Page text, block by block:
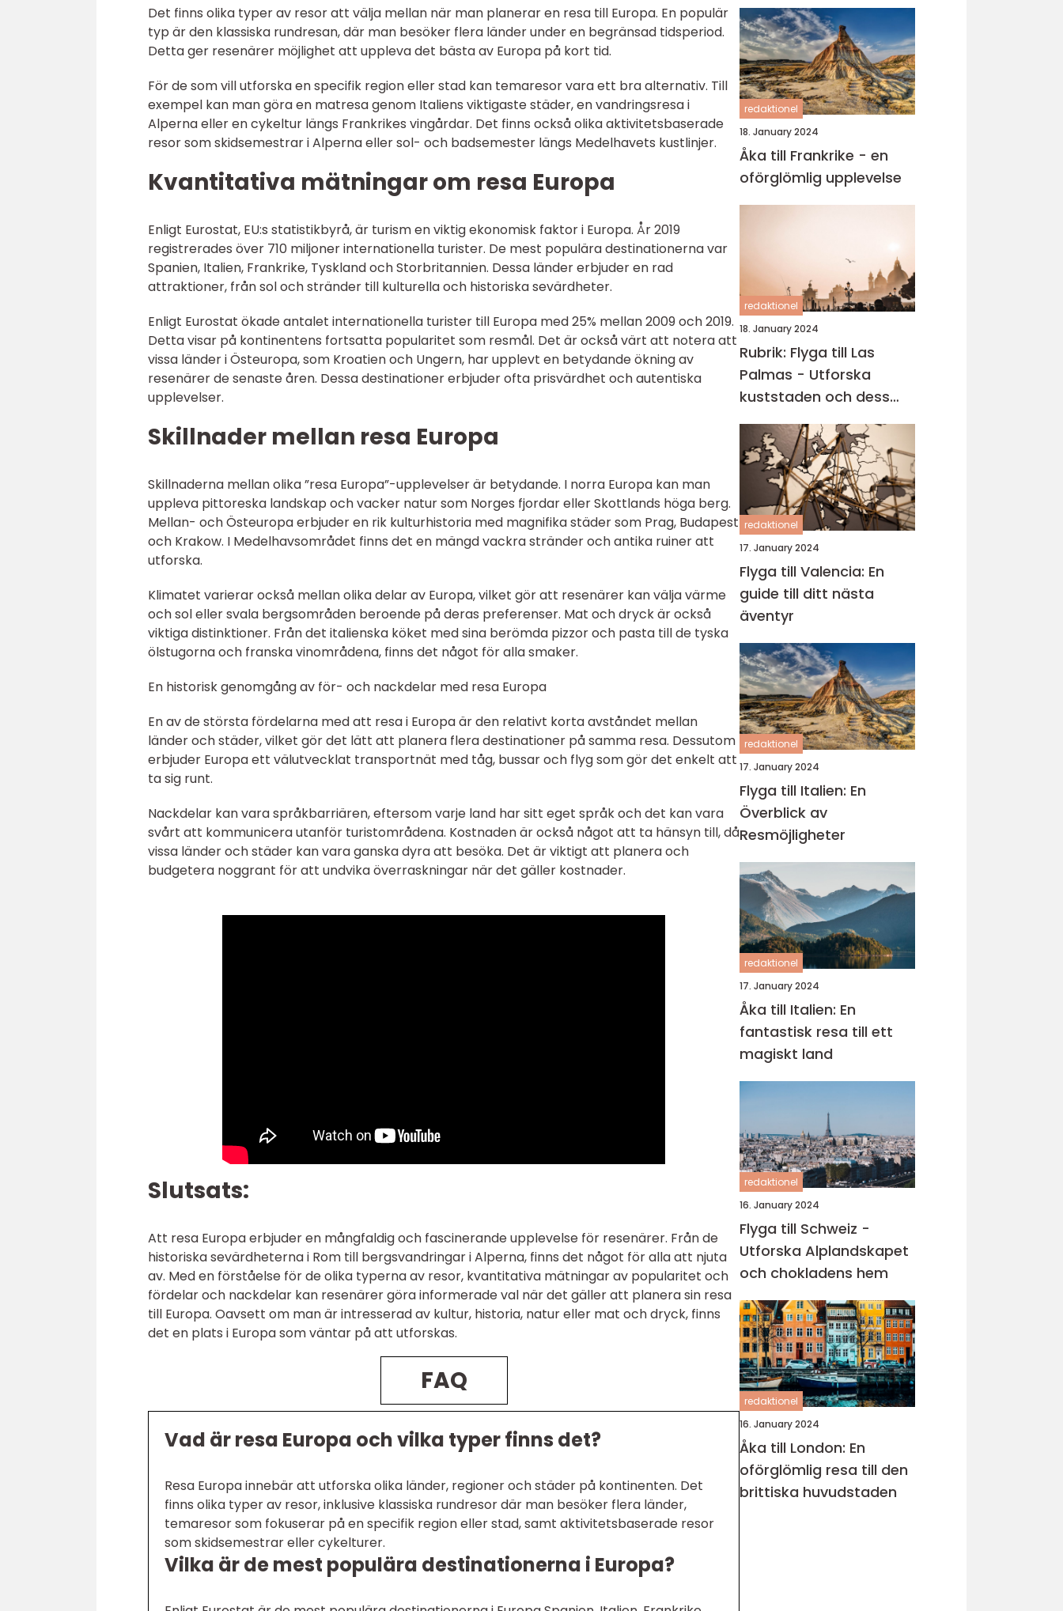
Det finns olika typer av resor att välja mellan när man planerar en resa till Europa. En populär
typ är den klassiska rundresan, där man besöker flera länder under en begränsad tidsperiod.
Detta ger resenärer möjlighet att uppleva det bästa av Europa på kort tid.
För de som vill utforska en specifik region eller stad kan temaresor vara ett bra alternativ. Till
exempel kan man göra en matresa genom Italiens viktigaste städer, en vandringsresa i
Alperna eller en cykeltur längs Frankrikes vingårdar. Det finns också olika aktivitetsbaserade
resor som skidsemestrar i Alperna eller sol- och badsemester längs Medelhavets kustlinjer.
Kvantitativa mätningar om resa Europa
Enligt Eurostat, EU:s statistikbyrå, är turism en viktig ekonomisk faktor i Europa. År 2019
registrerades över 710 miljoner internationella turister. De mest populära destinationerna var
Spanien, Italien, Frankrike, Tyskland och Storbritannien. Dessa länder erbjuder en rad
attraktioner, från sol och stränder till kulturella och historiska sevärdheter.
Enligt Eurostat ökade antalet internationella turister till Europa med 25% mellan 2009 och 2019.
Detta visar på kontinentens fortsatta popularitet som resmål. Det är också värt att notera att
vissa länder i Östeuropa, som Kroatien och Ungern, har upplevt en betydande ökning av
resenärer de senaste åren. Dessa destinationer erbjuder ofta prisvärdhet och autentiska
upplevelser.
Skillnader mellan resa Europa
Skillnaderna mellan olika ”resa Europa”-upplevelser är betydande. I norra Europa kan man
uppleva pittoreska landskap och vacker natur som Norges fjordar eller Skottlands höga berg.
Mellan- och Östeuropa erbjuder en rik kulturhistoria med magnifika städer som Prag, Budapest
och Krakow. I Medelhavsområdet finns det en mängd vackra stränder och antika ruiner att
utforska.
Klimatet varierar också mellan olika delar av Europa, vilket gör att resenärer kan välja värme
och sol eller svala bergsområden beroende på deras preferenser. Mat och dryck är också
viktiga distinktioner. Från det italienska köket med sina berömda pizzor och pasta till de tyska
ölstugorna och franska vinområdena, finns det något för alla smaker.
En historisk genomgång av för- och nackdelar med resa Europa
En av de största fördelarna med att resa i Europa är den relativt korta avståndet mellan
länder och städer, vilket gör det lätt att planera flera destinationer på samma resa. Dessutom
erbjuder Europa ett välutvecklat transportnät med tåg, bussar och flyg som gör det enkelt att
ta sig runt.
Nackdelar kan vara språkbarriären, eftersom varje land har sitt eget språk och det kan vara
svårt att kommunicera utanför turistområdena. Kostnaden är också något att ta hänsyn till, då
vissa länder och städer kan vara ganska dyra att besöka. Det är viktigt att planera och
budgetera noggrant för att undvika överraskningar när det gäller kostnader.
Slutsats:
Att resa Europa erbjuder en mångfaldig och fascinerande upplevelse för resenärer. Från de
historiska sevärdheterna i Rom till bergsvandringar i Alperna, finns det något för alla att njuta
av. Med en förståelse för de olika typerna av resor, kvantitativa mätningar av popularitet och
fördelar och nackdelar kan resenärer göra informerade val när det gäller att planera sin resa
till Europa. Oavsett om man är intresserad av kultur, historia, natur eller mat och dryck, finns
det en plats i Europa som väntar på att utforskas.
FAQ
Vad är resa Europa och vilka typer finns det?
Resa Europa innebär att utforska olika länder, regioner och städer på kontinenten. Det
finns olika typer av resor, inklusive klassiska rundresor där man besöker flera länder,
temaresor som fokuserar på en specifik region eller stad, samt aktivitetsbaserade resor
som skidsemestrar eller cykelturer.
Vilka är de mest populära destinationerna i Europa?
redaktionel
18. January 2024
Åka till Frankrike - en
oförglömlig upplevelse
redaktionel
18. January 2024
Rubrik: Flyga till Las
Palmas - Utforska
kuststaden och dess
carteniska tjusning
redaktionel
17. January 2024
Flyga till Valencia: En
guide till ditt nästa
äventyr
redaktionel
17. January 2024
Flyga till Italien: En
Överblick av
Resmöjligheter
redaktionel
17. January 2024
Åka till Italien: En
fantastisk resa till ett
magiskt land
redaktionel
16. January 2024
Flyga till Schweiz -
Utforska Alplandskapet
och chokladens hem
redaktionel
16. January 2024
Åka till London: En
oförglömlig resa till den
brittiska huvudstaden